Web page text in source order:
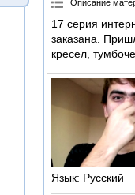
Описание
17 серия
заказана.
кресел,
Язык: Русский